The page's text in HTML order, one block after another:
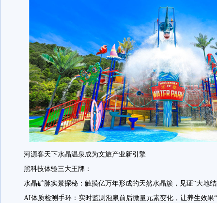
河源客天下水晶温泉成为文旅产业新引擎
黑科技体验三大王牌：
水晶矿脉实景探秘：触摸亿万年形成的天然水晶簇，见证“大地
AI体质检测手环：实时监测泡泉前后微量元素变化，让养生效果